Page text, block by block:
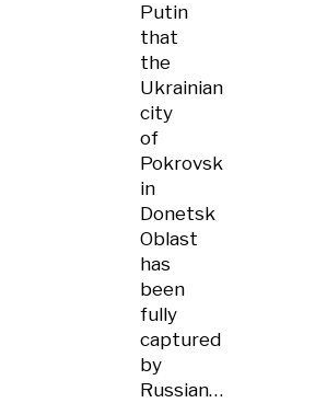
Putin
that
the
Ukrainian
city
of
Pokrovsk
in
Donetsk
Oblast
has
been
fully
captured
by
Russian…